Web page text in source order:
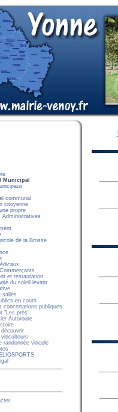
Municipal
communal
citoyenne
propre
Administratives
de la Brosse
et restauration
du soleil levant
salles
en cours
concertations publiques
"Les prés"
Autoroute
randonnée viticole